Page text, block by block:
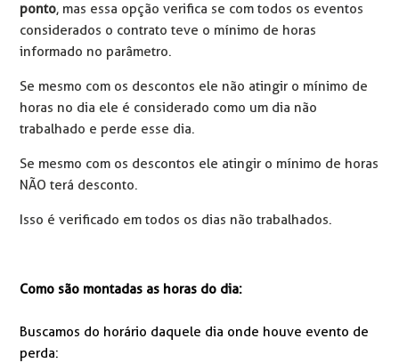
ponto, mas essa opção verifica se com todos os eventos
considerados o contrato teve o mínimo de horas
informado no parâmetro.
Se mesmo com os descontos ele não atingir o mínimo de
horas no dia ele é considerado como um dia não
trabalhado e perde esse dia.
Se mesmo com os descontos ele atingir o mínimo de horas
NÃO terá desconto.
Isso é verificado em todos os dias não trabalhados.
Como são montadas as horas do dia:
Buscamos do horário daquele dia onde houve evento de
perda: